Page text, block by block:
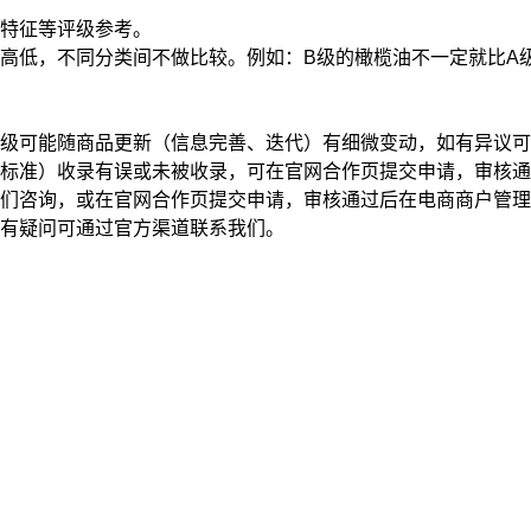
征等评级参考。
低，不同分类间不做比较。例如：B级的橄榄油不一定就比
可能随商品更新（信息完善、迭代）有细微变动，如有异议
准）收录有误或未被收录，可在官网合作页提交申请，审核
咨询，或在官网合作页提交申请，审核通过后在电商商户管
疑问可通过官方渠道联系我们。